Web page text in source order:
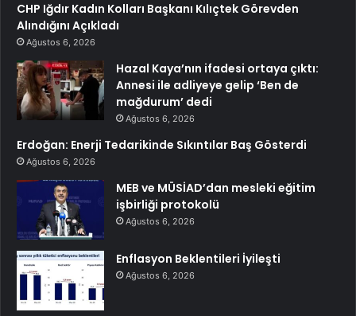
CHP Iğdır Kadın Kolları Başkanı Kılıçtek Görevden
Alındığını Açıkladı
Ağustos 6, 2026
Hazal Kaya’nın ifadesi ortaya çıktı:
Annesi ile adliyeye gelip ‘Ben de
mağdurum’ dedi
Ağustos 6, 2026
Erdoğan: Enerji Tedarikinde Sıkıntılar Baş Gösterdi
Ağustos 6, 2026
MEB ve MÜSİAD’dan mesleki eğitim
işbirliği protokolü
Ağustos 6, 2026
Enflasyon Beklentileri İyileşti
Ağustos 6, 2026